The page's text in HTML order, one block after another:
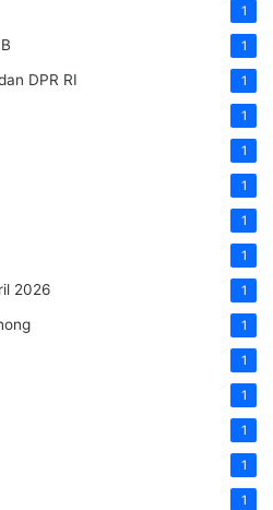
1
1
DPR RI 1
1
1
1
1
1
2026 1
1
1
1
1
1
1